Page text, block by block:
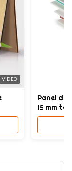
madera
m
VIDEO
Panel de
15 mm
prueba